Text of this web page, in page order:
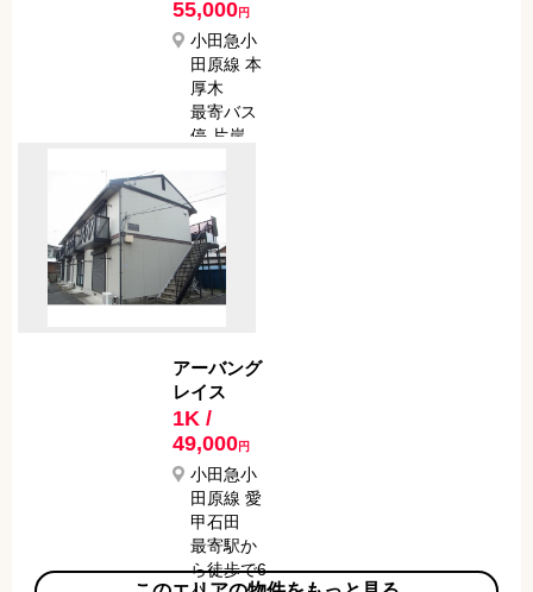
55,000円
小田急小
田原線 本
厚木
最寄バス
停 片岸
6分
最寄バス
停から徒
歩で 3分
アーバング
レイス
1K /
49,000円
小田急小
田原線 愛
甲石田
最寄駅か
ら徒歩で6